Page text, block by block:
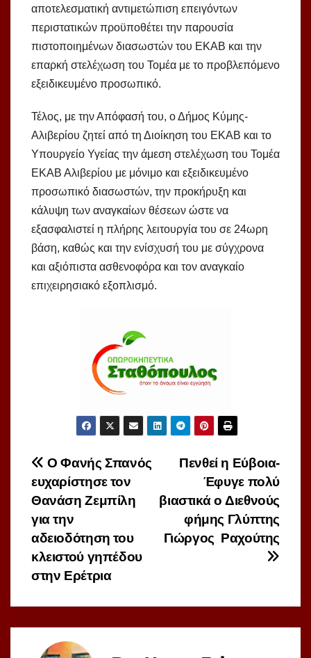
αποτελεσματική αντιμετώπιση επειγόντων
περιστατικών προϋποθέτει την παρουσία
πιστοποιημένων διασωστών του ΕΚΑΒ και την
επαρκή στελέχωση του Τομέα με το προβλεπόμενο
εξειδικευμένο προσωπικό.
Τέλος, με την Απόφασή του, ο Δήμος Κύμης-
Αλιβερίου ζητεί από τη Διοίκηση του ΕΚΑΒ και το
Υπουργείο Υγείας την άμεση στελέχωση του Τομέα
ΕΚΑΒ Αλιβερίου με μόνιμο και εξειδικευμένο
προσωπικό διασωστών, την προκήρυξη και
κάλυψη των αναγκαίων θέσεων ώστε να
εξασφαλιστεί η πλήρης λειτουργία του σε 24ωρη
βάση, καθώς και την ενίσχυσή του με σύγχρονα
και αξιόπιστα ασθενοφόρα και τον αναγκαίο
επιχειρησιακό εξοπλισμό.
Πλοήγηση
άρθρων
Πενθεί η Εύβοια-
Έφυγε πολύ
βιαστικά ο Διεθνούς
φήμης Γλύπτης
Γιώργος Ραχούτης
Ο Φανής Σπανός
ευχαρίστησε τον
Θανάση Ζεμπίλη
για την
αδειοδότηση του
κλειστού γηπέδου
στην Ερέτρια